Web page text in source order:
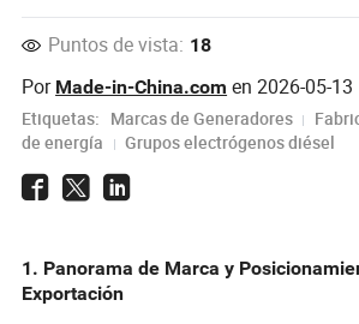
Puntos de vista: 18
Por Made-in-China.com en2026-05-13
Etiquetas: Marcas de Generadores
de energía
Grupos electrógenos diésel
1. Panorama de Marca y
Exportación